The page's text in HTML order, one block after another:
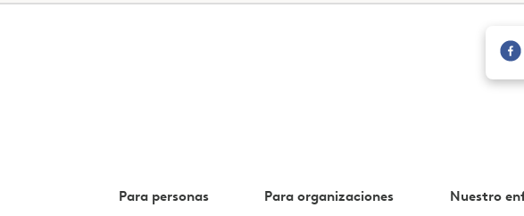
Para personas Para organizaciones Nuestro